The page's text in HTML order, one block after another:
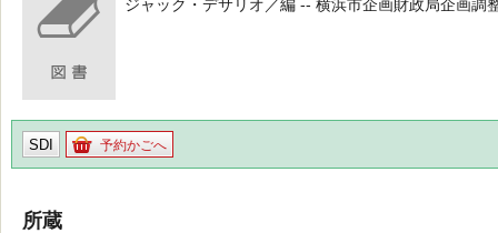
ジャック・デサリオ／編 -- 横浜市企画財政局企画調
SDI 予約かごへ
所蔵